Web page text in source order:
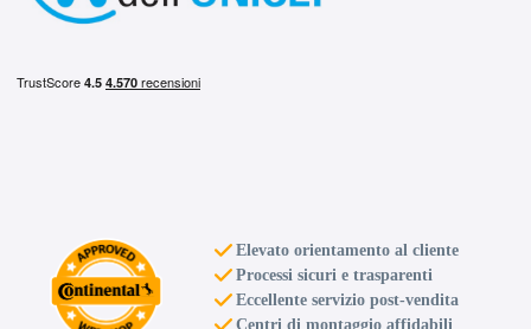
Elevato orientamento al cliente
Processi sicuri e trasparenti
Eccellente servizio post-vendita
Centri di montaggio affidabili